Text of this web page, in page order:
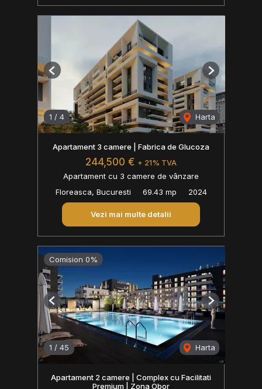
1 / 4 Harta
Previous Next
Apartament 3 camere | Fabrica de Glucoza
244,500 € + 21% TVA
Apartament cu 3 camere de vânzare
Floreasca, Bucuresti
69.43 mp 2024
Vezi mai multe detalii
Comision 0%
1 / 45 Harta
Previous Next
Apartament 2 camere | Complex cu Facilitati
Premium | Zona Obor